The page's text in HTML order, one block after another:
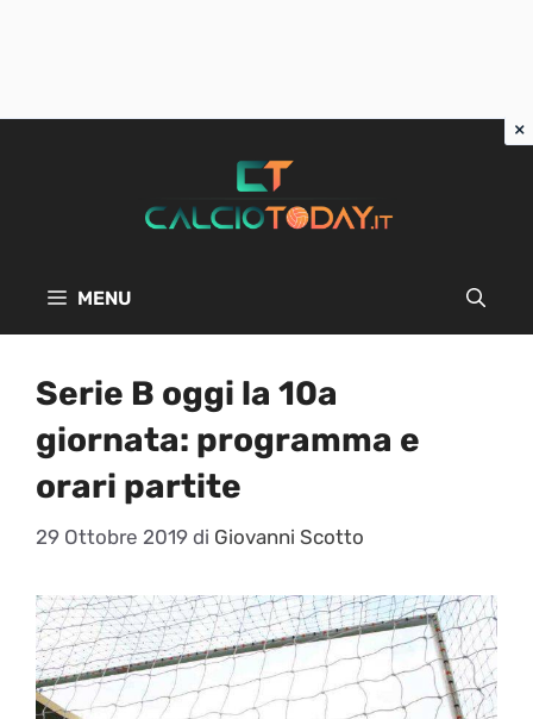
MENU
Serie B oggi la 10a
giornata: programma e
orari partite
29 Ottobre 2019 di Giovanni Scotto